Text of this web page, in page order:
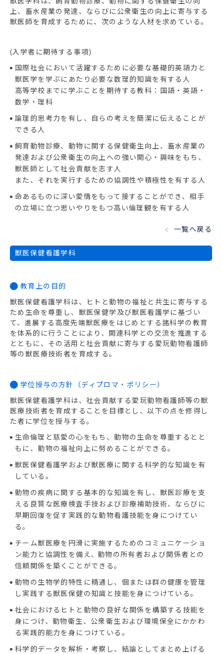
上、畜水産業の発達、ならびに公衆衛生の向上に寄与する
獣医師を育成するために、次のような人材を求めている。
(入学者に期待する事項)
国際社会において活躍するために必要な基礎的英語力と
獣医学を学ぶにあたり必要な数理的知識を有する人
高等学校までに学ぶことを期待する教科：国語・英語・
数学・理科
論理的思考力を有し、自らの考えを簡潔に伝えることが
できる人
飼育動物診療、動物に関する保健衛生向上、畜水産業の
発達および公衆衛生の向上への強い関心・興味をもち、
獣医師として社会貢献を志す人
また、それを実行するための協調性や積極性を有する人
命あるものに深い愛情をもって接することができ、相手
の立場に立つ思いやりをもつ高い倫理観を有する人
一覧へ戻る
獣医保健看護学科
教育上の目的
獣医保健看護学科は、ヒトと動物の福祉と共生に寄与する
ため生命を尊重し、獣医保健学及び獣医看護学に基づい
て、進展する高度先端獣医療をはじめとする諸科学の教育
を体系的に行うことにより、関連科学との交流を推進する
とともに、その活用と社会貢献に寄与する愛玩動物看護師
等の獣医療技術者を育成する。
学位授与の方針（ディプロマ・ポリシー）
獣医保健看護学科は、社会貢献する愛玩動物看護師等の獣
医療技術者を育成することを目標とし、以下の点を修得し
た者に学位を授与する。
生命倫理と慈愛の心をもち、動物の生命を尊重するとと
もに、動物の福祉向上に努めることができる。
獣医保健看護学および獣医療に関する科学的な知識を有
している。
動物の疾病に関する基本的な知識を有し、獣医診療を支
える良質な医療検査手技および診療補助技術、ならびに
早期回復を促す実践的な動物看護技能を身につけてい
る。
チーム獣医療を円滑に実施するためのコミュニケーショ
ン能力と協調性を備え､ 動物の所有者および関係者との
信頼関係を築くことができる。
動物の生物学的特性に精通し、個または群の健康を管理
し実践する獣医保健の知識と技能を身につけている。
社会におけるヒトと動物の良好な関係を構築する技能を
身につけ、動物衛生、公衆衛生および環境保全にかかわ
る実践的能力を身につけている。
科学的データを解析・考察し、結論としてまとめ上げる